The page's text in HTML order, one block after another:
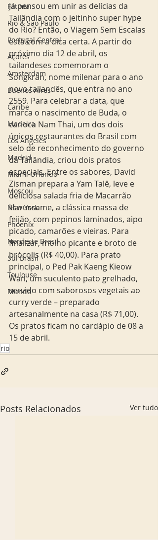
Fatima
Rio & São Paulo
Portugal Central
Açores
Amsterdam
Buenos Aires
Caribe
Madeira
Los Angeles
Madrid
Miami Orlando
Moscou
New York
Phoenix
Nordeste Brasil
Sul Brasil
Toulouse
Mundo
Já pensou em unir as delícias da
Tailândia com o jeitinho super hype
do Rio? Então, o Viagem Sem Escalas
está com a dica certa. A partir do
próximo dia 12 de abril, os
tailandeses comemoram o
Songkran, nome milenar para o ano
novo tailandês, que entra no ano
2559. Para celebrar a data, que
marca o nascimento de Buda, o
carioca Nam Thai, um dos dois
únicos restaurantes do Brasil com
selo de reconhecimento do governo
da Tailândia, criou dois pratos
especiais. Entre os sabores, David
Zisman prepara a Yam Talê, leve e
deliciosa salada fria de Macarrão
Harussame, a clássica massa de
feijão, com pepinos laminados, aipo
picado, camarões e vieiras. Para
finalizar, molho picante e broto de
brócolis (R$ 40,00). Para prato
principal, o Ped Pak Kaeng Kieow
Wan, um suculento pato grelhado,
servido com saborosos vegetais ao
curry verde – preparado
artesanalmente na casa (R$ 71,00).
Os pratos ficam no cardápio de 08 a
15 de abril.
rio
Posts Relacionados Ver tudo